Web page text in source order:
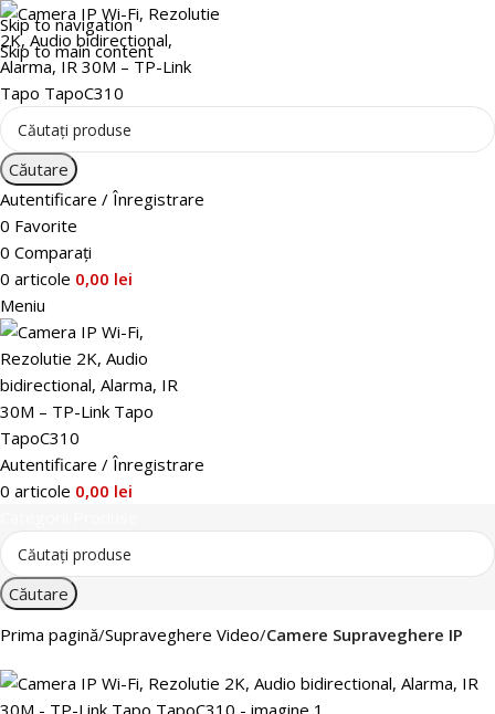
Skip to navigation
Skip to main content
Căutare
Autentificare / Înregistrare
0 Favorite
0 Comparați
0 articole 0,00 lei
Meniu
Autentificare / Înregistrare
0 articole 0,00 lei
Căutare
Prima pagină Supraveghere Video Camere Supraveghere IP